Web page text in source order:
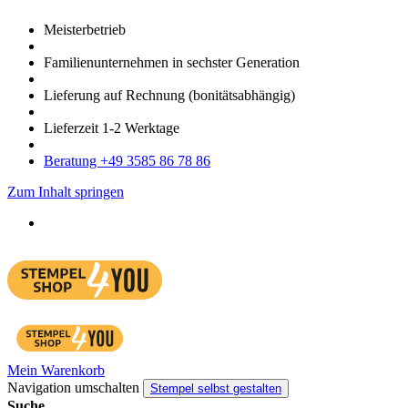
Meister­betrieb
Familien­unter­nehmen in sechster Gene­ration
Lieferung auf Rech­nung (bonitätsabhängig)
Liefer­zeit 1-2 Werk­tage
Bera­tung +49 3585 86 78 86
Zum Inhalt springen
Mein Warenkorb
Navigation umschalten
Stempel selbst gestalten